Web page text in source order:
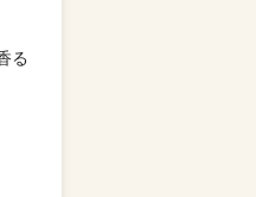
る